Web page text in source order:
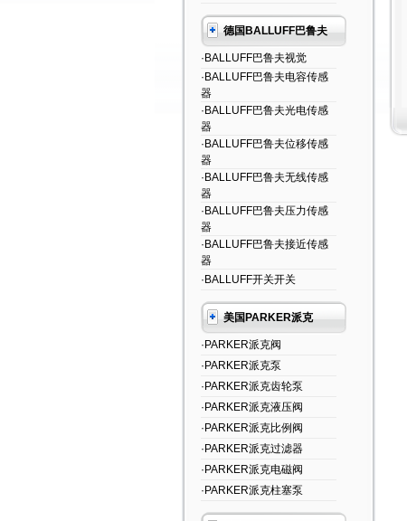
德国BALLUFF巴鲁夫
·BALLUFF巴鲁夫视觉
·BALLUFF巴鲁夫电容传感
器
·BALLUFF巴鲁夫光电传感
器
·BALLUFF巴鲁夫位移传感
器
·BALLUFF巴鲁夫无线传感
器
·BALLUFF巴鲁夫压力传感
器
·BALLUFF巴鲁夫接近传感
器
·BALLUFF开关开关
美国PARKER派克
·PARKER派克阀
·PARKER派克泵
·PARKER派克齿轮泵
·PARKER派克液压阀
·PARKER派克比例阀
·PARKER派克过滤器
·PARKER派克电磁阀
·PARKER派克柱塞泵